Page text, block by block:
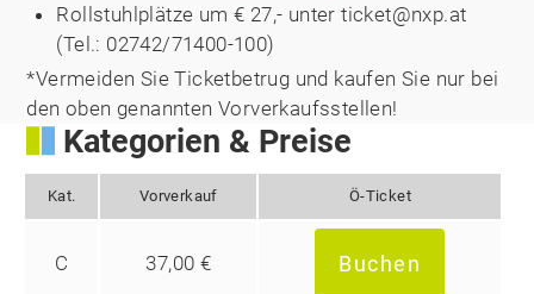
Rollstuhlplätze um € 27,- unter ticket@nxp.at
(Tel.: 02742/71400-100)
*Vermeiden Sie Ticketbetrug und kaufen Sie nur bei
den oben genannten Vorverkaufsstellen!
Kategorien & Preise
Kat. Vorverkauf Ö-Ticket
C 37,00 € Buchen